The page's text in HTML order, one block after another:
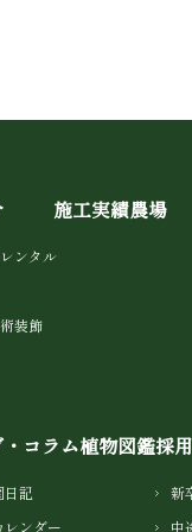
ンタル
装飾
施工実績農場
コラム
日記
レンダー
植物図鑑採用
新
中